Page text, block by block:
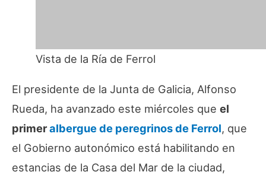
Vista de la Ría de Ferrol
El presidente de la Junta de Galicia, Alfonso
Rueda, ha avanzado este miércoles que el
primeralbergue de peregrinos de Ferrol, que
el Gobierno autonómico está habilitando en
estancias de la Casa del Mar de la ciudad,